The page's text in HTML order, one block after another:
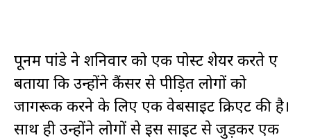
पूनम पांडे ने शनिवार को एक पोस्ट शेयर करते हुए
बताया कि उन्होंने कैंसर से पीड़ित लोगों को
जागरूक करने के लिए एक वेबसाइट क्रिएट की है।
साथ ही उन्होंने लोगों से इस साइट से जुड़कर एक